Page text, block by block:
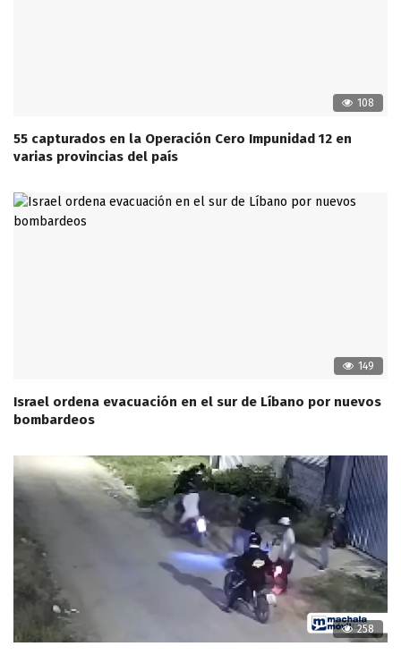
108
55 capturados en la Operación Cero Impunidad 12 en
varias provincias del país
149
Israel ordena evacuación en el sur de Líbano por nuevos
bombardeos
258